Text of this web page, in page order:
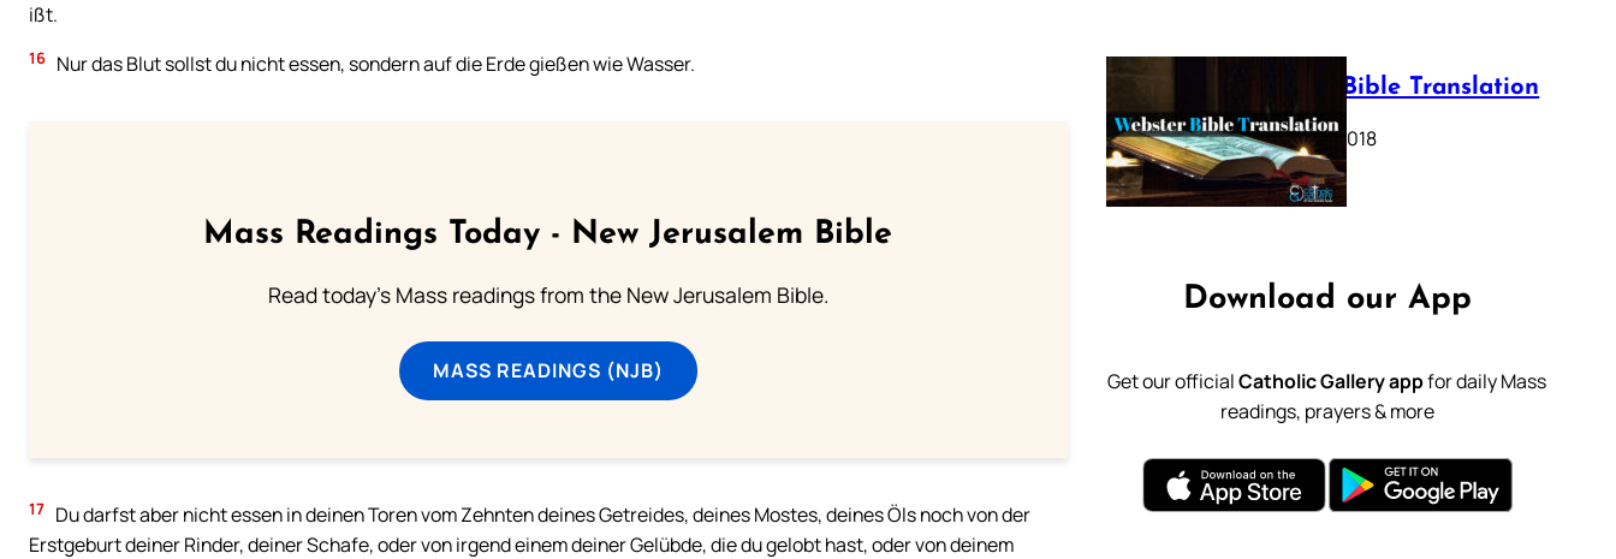
ißt.
16 Nur das Blut sollst du nicht essen, sondern auf die Erde gießen wie Wasser.
Mass Readings Today - New Jerusalem Bible
Read today's Mass readings from the New Jerusalem Bible.
MASS READINGS (NJB)
17 Du darfst aber nicht essen in deinen Toren vom Zehnten deines Getreides, deines Mostes, deines Öls noch von der
Erstgeburt deiner Rinder, deiner Schafe, oder von irgend einem deiner Gelübde, die du gelobt hast, oder von deinem
Webster Bible Translation
October 11, 2018
Download our App
Get our officialCatholic Gallery appfor daily Mass
readings, prayers & more